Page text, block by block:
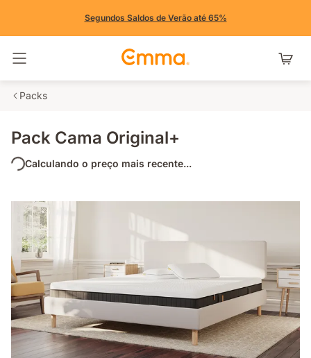
Segundos Saldos de Verão até 65%
Packs
Pack Cama Original+
Calculando o preço mais recente...